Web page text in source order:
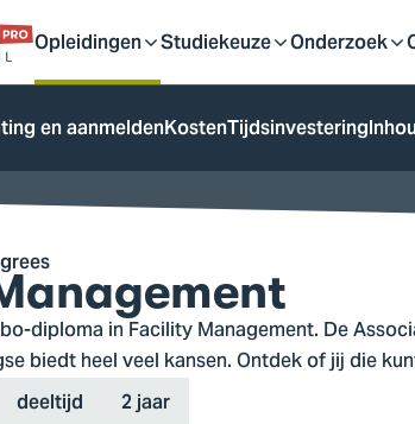
Opleidingen
Open
submenu
Studiekeuze
Open
submenu
Onderzoek
Open
en aanmeldenKostenTijdsinvestering
diploma in Facility Management. De
biedt heel veel kansen. Ontdek of jij die
Variant
deeltijd Duration
2 jaar